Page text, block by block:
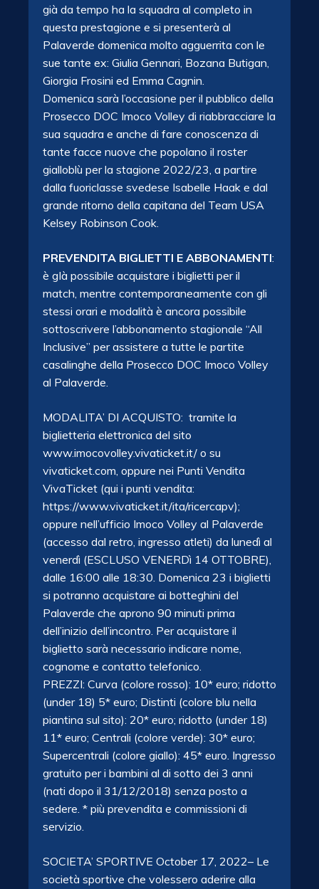
già da tempo ha la squadra al completo in
questa prestagione e si presenterà al
Palaverde domenica molto agguerrita con le
sue tante ex: Giulia Gennari, Bozana Butigan,
Giorgia Frosini ed Emma Cagnin.
Domenica sarà l’occasione per il pubblico della
Prosecco DOC Imoco Volley di riabbracciare la
sua squadra e anche di fare conoscenza di
tante facce nuove che popolano il roster
gialloblù per la stagione 2022/23, a partire
dalla fuoriclasse svedese Isabelle Haak e dal
grande ritorno della capitana del Team USA
Kelsey Robinson Cook.
PREVENDITA BIGLIETTI E ABBONAMENTI:
è gIà possibile acquistare i biglietti per il
match, mentre contemporaneamente con gli
stessi orari e modalità è ancora possibile
sottoscrivere l’abbonamento stagionale “All
Inclusive” per assistere a tutte le partite
casalinghe della Prosecco DOC Imoco Volley
al Palaverde.
MODALITA’ DI ACQUISTO: tramite la
biglietteria elettronica del sito
www.imocovolley.vivaticket.it/ o su
vivaticket.com, oppure nei Punti Vendita
VivaTicket (qui i punti vendita:
https://www.vivaticket.it/ita/ricercapv);
oppure nell’ufficio Imoco Volley al Palaverde
(accesso dal retro, ingresso atleti) da lunedì al
venerdì (ESCLUSO VENERDì 14 OTTOBRE),
dalle 16:00 alle 18:30. Domenica 23 i biglietti
si potranno acquistare ai botteghini del
Palaverde che aprono 90 minuti prima
dell’inizio dell’incontro. Per acquistare il
biglietto sarà necessario indicare nome,
cognome e contatto telefonico.
PREZZI: Curva (colore rosso): 10* euro; ridotto
(under 18) 5* euro; Distinti (colore blu nella
piantina sul sito): 20* euro; ridotto (under 18)
11* euro; Centrali (colore verde): 30* euro;
Supercentrali (colore giallo): 45* euro. Ingresso
gratuito per i bambini al di sotto dei 3 anni
(nati dopo il 31/12/2018) senza posto a
sedere. * più prevendita e commissioni di
servizio.
SOCIETA’ SPORTIVE October 17, 2022– Le
società sportive che volessero aderire alla